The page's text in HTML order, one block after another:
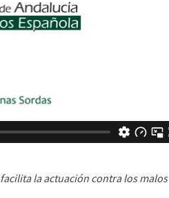
la actuación contra los malos